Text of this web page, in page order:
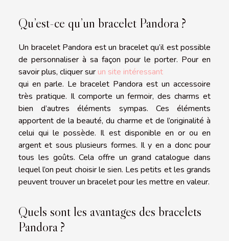
Qu’est-ce qu’un bracelet Pandora ?
Un bracelet Pandora est un bracelet qu’il est possible
de personnaliser à sa façon pour le porter. Pour en
savoir plus, cliquer sur un site intéressant
qui en parle. Le bracelet Pandora est un accessoire
très pratique. Il comporte un fermoir, des charms et
bien d’autres éléments sympas. Ces éléments
apportent de la beauté, du charme et de l’originalité à
celui qui le possède. Il est disponible en or ou en
argent et sous plusieurs formes. Il y en a donc pour
tous les goûts. Cela offre un grand catalogue dans
lequel l’on peut choisir le sien. Les petits et les grands
peuvent trouver un bracelet pour les mettre en valeur.
Quels sont les avantages des bracelets
Pandora ?